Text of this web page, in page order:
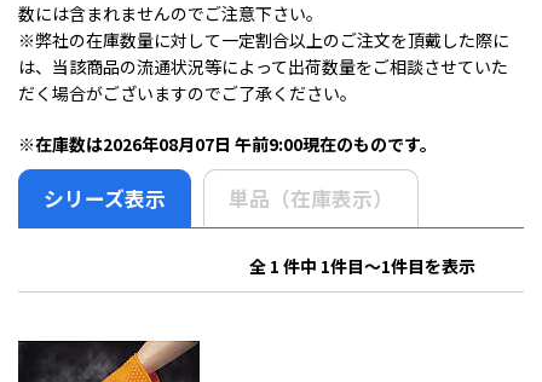
数には含まれませんのでご注意下さい。
※弊社の在庫数量に対して一定割合以上のご注文を頂戴した際に
は、当該商品の流通状況等によって出荷数量をご相談させていた
だく場合がございますのでご了承ください。
※在庫数は2026年08月07日 午前9:00現在のものです。
シリーズ表示 単品（在庫表示）
全 1 件中 1件目～1件目を表示